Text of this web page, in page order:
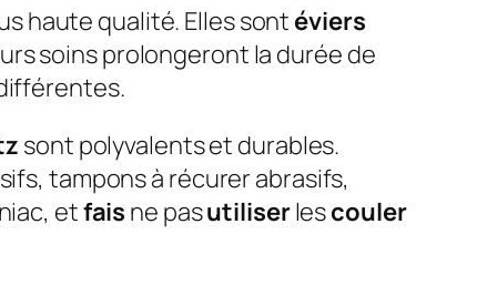
haute qualité. Elles sont éviers
soins prolongeront la durée de
sont polyvalents et durables.
tampons à récurer abrasifs,
etfais ne pasutiliserlescouler